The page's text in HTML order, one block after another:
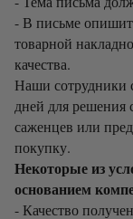
- В письме
товарной
качества.
Наши сотрудники
дней для решения
саженцев или
покупку.
Некоторые из
основанием
- Качество